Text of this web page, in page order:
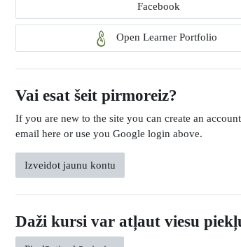
Facebook
Open Learner Portfolio
Vai esat šeit pirmoreiz?
If you are new to the site you can create an
email here or use you Google login above.
Izveidot jaunu kontu
Daži kursi var atļaut viesu